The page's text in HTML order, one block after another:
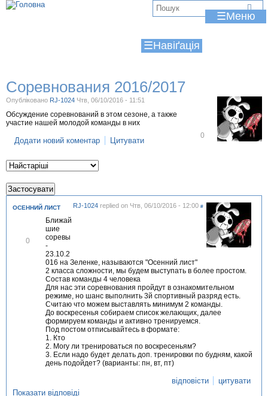
Jump to navigation
☰
☰
Соревнования 2016/2017
Опубліковано RJ-1024 Чтв, 06/10/2016 - 11:51
0
Обсуждение соревнований в этом сезоне, а также
участие нашей молодой команды в них
Додати новий коментар Цитувати
ОСЕННИЙ ЛИСТ RJ-1024replied on Чтв, 06/10/2016 - 12:00 #
0
Ближай
шие
соревы
-
23.10.2
016 на Зеленке, называются "Осенний лист"
2 класса сложности, мы будем выступать в более простом.
Состав команды 4 человека
Для нас эти соревнования пройдут в ознакомительном
режиме, но шанс выполнить 3й спортивный разряд есть.
Считаю что можем выставлять минимум 2 команды.
До воскресенья собираем список желающих, далее
формируем команды и активно тренируемся.
Под постом отписывайтесь в формате:
1. Кто
2. Могу ли тренироваться по воскресеньям?
3. Если надо будет делать доп. тренировки по будням, какой
день подойдет? (варианты: пн, вт, пт)
відповісти
цитувати
Показати відповіді